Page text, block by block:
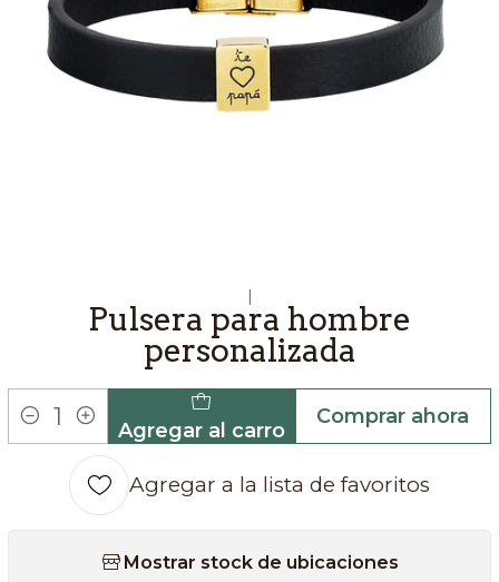
|
Pulsera para hombre
personalizada
Cantidad Agregar al carro
Comprar ahora
Agregar a la lista de favoritos
Mostrar stock de ubicaciones